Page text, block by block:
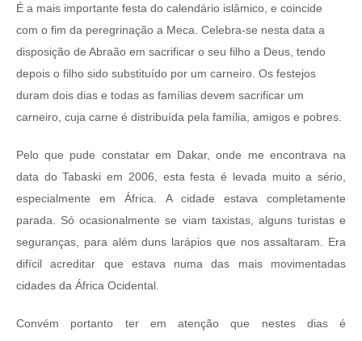
É a mais importante festa do calendário islâmico, e coincide
com o fim da peregrinação a Meca. Celebra-se nesta data a
disposição de Abraão em sacrificar o seu filho a Deus, tendo
depois o filho sido substituído por um carneiro. Os festejos
duram dois dias e todas as famílias devem sacrificar um
carneiro, cuja carne é distribuída pela família, amigos e pobres.
Pelo que pude constatar em Dakar, onde me encontrava na
data do Tabaski em 2006, esta festa é levada muito a sério,
especialmente em África. A cidade estava completamente
parada. Só ocasionalmente se viam taxistas, alguns turistas e
seguranças, para além duns larápios que nos assaltaram. Era
difícil acreditar que estava numa das mais movimentadas
cidades da África Ocidental.
Convém portanto ter em atenção que nestes dias é